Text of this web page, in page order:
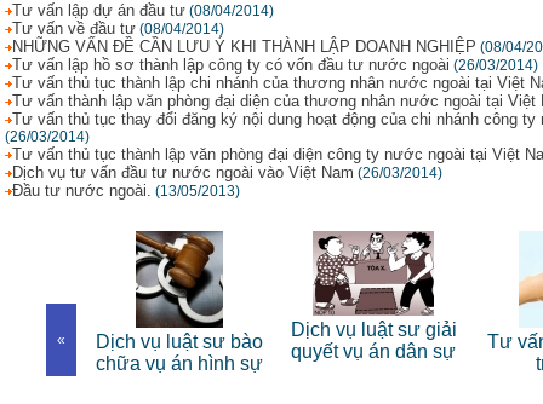
Tư vấn lập dự án đầu tư (08/04/2014)
Tư vấn về đầu tư (08/04/2014)
NHỮNG VẤN ĐỀ CẦN LƯU Ý KHI THÀNH LẬP DOANH NGHIỆP (08/04/
Tư vấn lập hồ sơ thành lập công ty có vốn đầu tư nước ngoài (26/03/2014)
Tư vấn thủ tục thành lập chi nhánh của thương nhân nước ngoài tại Việt
Tư vấn thành lập văn phòng đại diện của thương nhân nước ngoài tại Việt
Tư vấn thủ tục thay đổi đăng ký nội dung hoạt động của chi nhánh công
(26/03/2014)
Tư vấn thủ tục thành lập văn phòng đại diện công ty nước ngoài tại Việt
Dịch vụ tư vấn đầu tư nước ngoài vào Việt Nam (26/03/2014)
Đầu tư nước ngoài. (13/05/2013)
«
Dịch vụ luật sư bào
chữa vụ án hình sự
Dịch vụ luật sư giải
quyết vụ án dân sự
Tư